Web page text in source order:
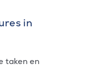
in
taken en